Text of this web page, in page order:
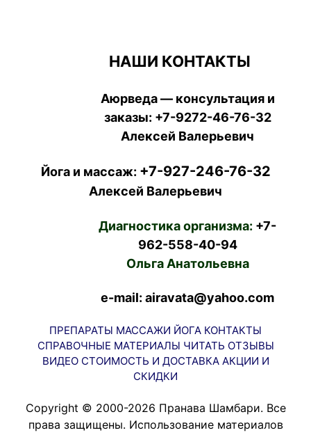
НАШИ КОНТАКТЫ
Аюрведа — консультация и
заказы: +7-9272-46-76-32
Алексей Валерьевич
Йога и массаж: +7-927-246-76-32
Алексей Валерьевич
Диагностика организма: +7-
962-558-40-94
Ольга Анатольевна
e-mail: airavata@yahoo.com
ПРЕПАРАТЫ МАССАЖИ ЙОГА КОНТАКТЫ
СПРАВОЧНЫЕ МАТЕРИАЛЫ ЧИТАТЬ ОТЗЫВЫ
ВИДЕО СТОИМОСТЬ И ДОСТАВКА АКЦИИ И
СКИДКИ
Copyright © 2000-2026 Пранава Шамбари. Все
права защищены. Использование материалов